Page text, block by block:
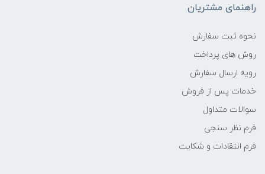
راهنمای مشتریان
نحوه ثبت سفارش
روش های پرداخت
رویه ارسال سفارش
خدمات پس از فروش
سوالات متداول
فرم نظر سنجی
فرم انتقادات و شکایت